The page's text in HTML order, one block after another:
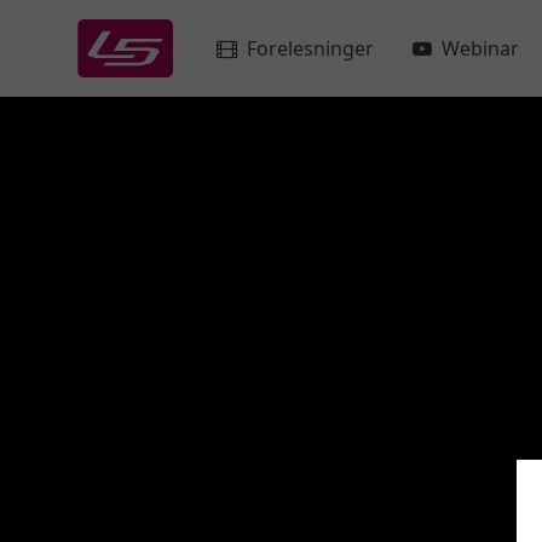
Forelesninger Webinar